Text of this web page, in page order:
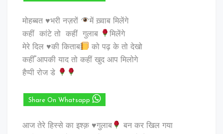
मोहब्बत ♥️भरी नज़रों
में ख़्वाब मिलेंगे
कहीं कांटे तो कहीं गुलाब
मिलेंगे
मेरे दिल ♥️की किताब
को पढ़ के तो देखो
कहीँ आपकी याद तो कहीं खुद आप मिलोगे
हैप्पी रोज डे
Share On Whatsapp
आज तेरे हिस्से का इश्क़ ♥️गुलाब
बन कर खिल गया